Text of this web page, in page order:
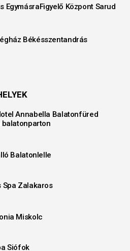
EgymásraFigyelő Központ Sarud
Békésszentandrás
Annabella Balatonfüred
balatonparton
Balatonlelle
Spa Zalakaros
Miskolc
Siófok